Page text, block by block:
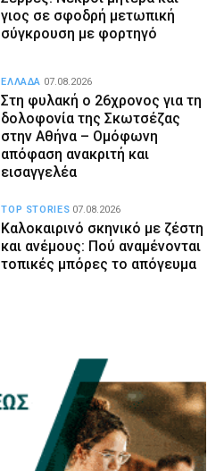
γιος σε σφοδρή μετωπική
σύγκρουση με φορτηγό
Στη φυλακή ο 26χρονος για τη
δολοφονία της Σκωτσέζας
στην Αθήνα – Ομόφωνη
απόφαση ανακριτή και
εισαγγελέα
ΕΛΛΑΔΑ 07.08.2026
Καλοκαιρινό σκηνικό με ζέστη
και ανέμους: Πού αναμένονται
τοπικές μπόρες το απόγευμα
TOP STORIES 07.08.2026